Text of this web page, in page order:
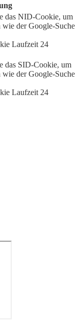
das NID-Cookie, um
der Google-Suche
Laufzeit 24
das SID-Cookie, um
der Google-Suche
Laufzeit 24